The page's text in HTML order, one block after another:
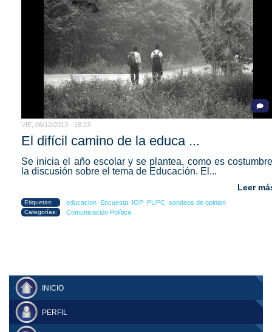
VIE, 06/12/2013 - 18:23
El difícil camino de la educa ...
Se inicia el año escolar y se plantea, como es
la discusión sobre el tema de Educación. El...
Leer
Etiquetas: educacion Encuesta IOP PUPC sondeos de opinion
Categorías: Comunicación Política
INICIO
PERFIL